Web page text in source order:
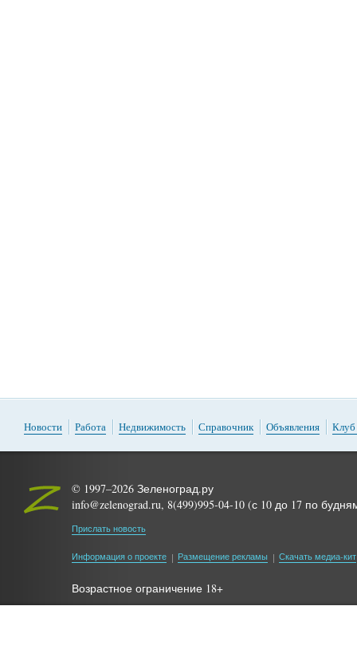
Новости Работа Недвижимость Справочник Объявления Клуб
© 1997–2026 Зеленоград.ру
info@zelenograd.ru, 8(499)995-04-10 (с 10 до 17 по
Прислать новость
Информация о проекте Размещение рекламы Скачать медиа-кит
Возрастное ограничение 18+